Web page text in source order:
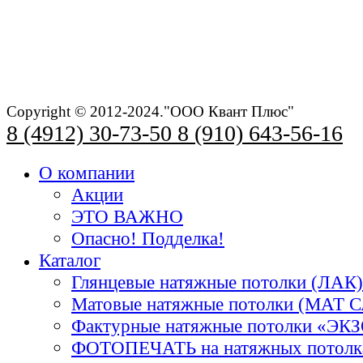
Copyright © 2012-2024."ООО Квант Плюс"
8 (4912) 30-73-50 8 (910) 643-56-16
О компании
Акции
ЭТО ВАЖНО
Опасно! Подделка!
Каталог
Глянцевые натяжные потолки (ЛАК)
Матовые натяжные потолки (МАТ
Фактурные натяжные потолки
ФОТОПЕЧАТЬ на натяжных